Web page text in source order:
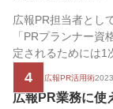
広報PR担当者とし
「PRプランナー
定されるためには1
4
生成AIの広報PR活用術
広報PR業務に使